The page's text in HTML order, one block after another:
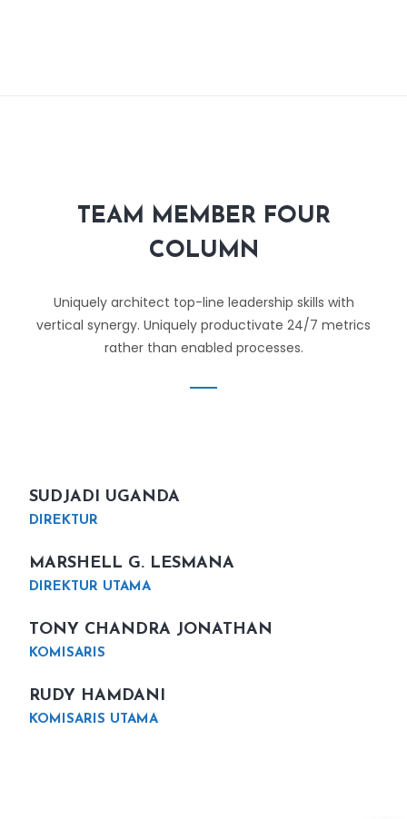
TEAM MEMBER FOUR
COLUMN
Uniquely architect top-line leadership skills with
vertical synergy. Uniquely productivate 24/7 metrics
rather than enabled processes.
SUDJADI UGANDA
DIREKTUR
MARSHELL G. LESMANA
DIREKTUR UTAMA
TONY CHANDRA JONATHAN
KOMISARIS
RUDY HAMDANI
KOMISARIS UTAMA